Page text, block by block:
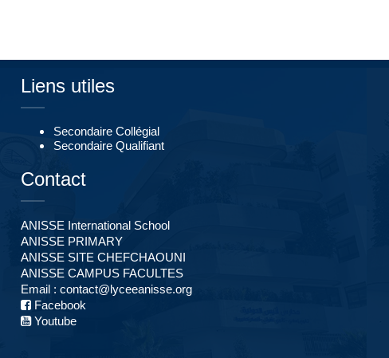
Liens utiles
Secondaire Collégial
Secondaire Qualifiant
Contact
ANISSE International School
ANISSE PRIMARY
ANISSE SITE CHEFCHAOUNI
ANISSE CAMPUS FACULTES
Email : contact@lyceeanisse.org
Facebook
Youtube